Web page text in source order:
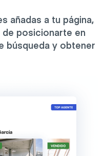
añadas a tu página,
de posicionarte en
búsqueda y obtener